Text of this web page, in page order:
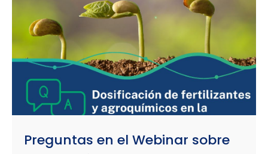
Preguntas en el Webinar sobre